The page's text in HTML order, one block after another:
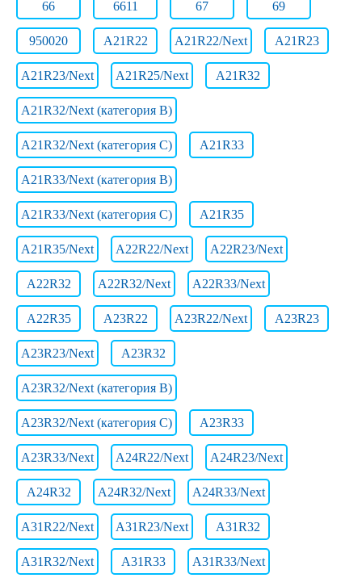
66 6611 67 69
950020 A21R22 A21R22/Next A21R23
A21R23/Next A21R25/Next A21R32
A21R32/Next (категория B)
A21R32/Next (категория C) A21R33
A21R33/Next (категория B)
A21R33/Next (категория C) A21R35
A21R35/Next A22R22/Next A22R23/Next
A22R32 A22R32/Next A22R33/Next
A22R35 A23R22 A23R22/Next A23R23
A23R23/Next A23R32
A23R32/Next (категория B)
A23R32/Next (категория C) A23R33
A23R33/Next A24R22/Next A24R23/Next
A24R32 A24R32/Next A24R33/Next
A31R22/Next A31R23/Next A31R32
A31R32/Next A31R33 A31R33/Next